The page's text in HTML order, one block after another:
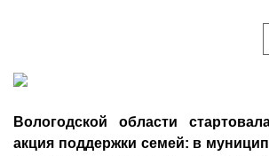
Вологодской области
акция поддержки семей: в